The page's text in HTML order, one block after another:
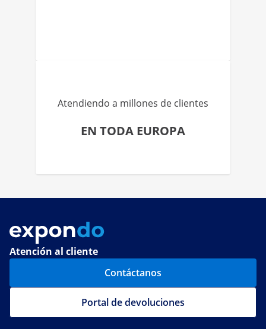
Atendiendo a millones de clientes
EN TODA EUROPA
Atención al cliente
Contáctanos
Portal de devoluciones